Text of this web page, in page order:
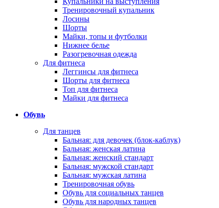
Тренировочный купальник
Лосины
Шорты
Майки, топы и футболки
Нижнее белье
Разогревочная одежда
Для фитнеса
Леггинсы для фитнеса
Шорты для фитнеса
Топ для фитнеса
Майки для фитнеса
Обувь
Для танцев
Бальная: для девочек (блок-каблук)
Бальная: женская латина
Бальная: женский стандарт
Бальная: мужской стандарт
Бальная: мужская латина
Тренировочная обувь
Обувь для социальных танцев
Обувь для народных танцев